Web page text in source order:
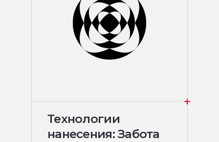
Технологии
нанесения: Забота